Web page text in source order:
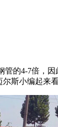
的4-7倍，
斯小编起来看